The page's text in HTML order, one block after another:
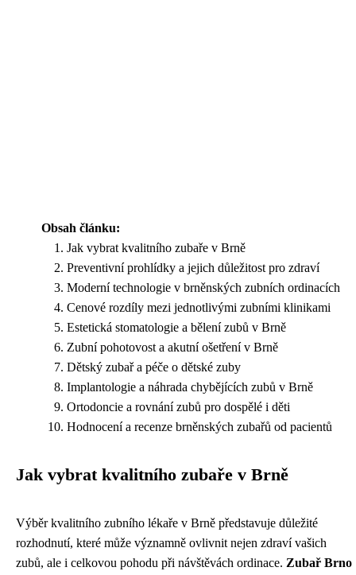
Obsah článku:
Jak vybrat kvalitního zubaře v Brně
Preventivní prohlídky a jejich důležitost pro zdraví
Moderní technologie v brněnských zubních ordinacích
Cenové rozdíly mezi jednotlivými zubními klinikami
Estetická stomatologie a bělení zubů v Brně
Zubní pohotovost a akutní ošetření v Brně
Dětský zubař a péče o dětské zuby
Implantologie a náhrada chybějících zubů v Brně
Ortodoncie a rovnání zubů pro dospělé i děti
Hodnocení a recenze brněnských zubařů od pacientů
Jak vybrat kvalitního zubaře v Brně
Výběr kvalitního zubního lékaře v Brně představuje důležité
rozhodnutí, které může významně ovlivnit nejen zdraví vašich
zubů, ale i celkovou pohodu při návštěvách ordinace. Zubař Brno